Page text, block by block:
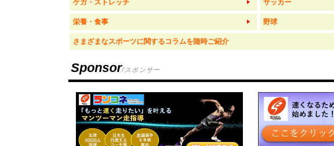
ケガ・ストレッチ サッカー
栄養・食事 野球
さまざまなスポーツに関するコラムを随時ご紹介
Sponsor/スポンサー